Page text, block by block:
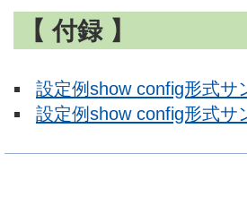
【 付録 】
設定例show config形式サ
設定例show config形式サ